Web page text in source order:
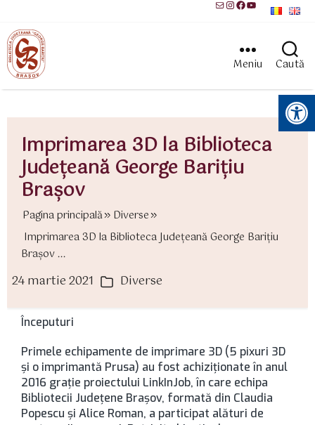
MailInstagram
Facebook
YouTube
Meniu Caută
Instrumente pentru accesibilitate
Imprimarea 3D la Biblioteca
Județeană George Barițiu
Brașov
Pagina principală
Diverse
Imprimarea 3D la Biblioteca Județeană George Barițiu
Brașov ...
24 martie 2021 Categorii
Diverse
Începuturi
Primele echipamente de imprimare 3D (5 pixuri 3D
și o imprimantă Prusa) au fost achiziționate în anul
2016 grație proiectului LinkInJob, în care echipa
Bibliotecii Județene Brașov, formată din Claudia
Popescu și Alice Roman, a participat alături de